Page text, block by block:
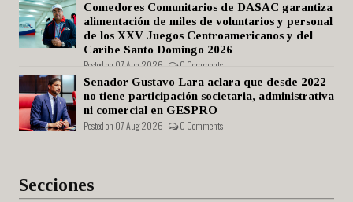
Comedores Comunitarios de DASAC garantiza
alimentación de miles de voluntarios y personal
de los XXV Juegos Centroamericanos y del
Caribe Santo Domingo 2026
Posted on 07 Aug 2026 - 0 Comments
Senador Gustavo Lara aclara que desde 2022
no tiene participación societaria, administrativa
ni comercial en GESPRO
Posted on 07 Aug 2026 - 0 Comments
Secciones